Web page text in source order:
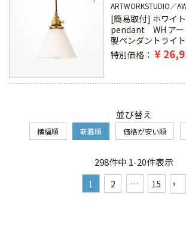
ARTWORKSTUDIO
[簡易取付] ホワイ
pendant WH アー
製ペンダントライト
特別価格
¥
並び替え
横幅順 新着順 価格が安い順
298件中 1-20件表示
1 2 … 15